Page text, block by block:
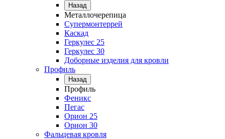
Назад
Металлочерепица
Супермонтеррей
Каскад
Геркулес 25
Геркулес 30
Доборные изделия для кровли
Профиль
Назад
Профиль
Феникс
Пегас
Орион 25
Орион 30
Фальцевая кровля